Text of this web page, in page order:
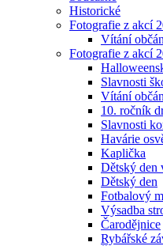
Historické
Fotografie z akcí
Vítání
Fotografie z akcí
Slavnosti
Vítání
10. ročník
Slavnosti
Havárie
Kaplička
Dětský den
Dětský den
Fotbalový
Výsadba
Čarodějnice
Rybářské